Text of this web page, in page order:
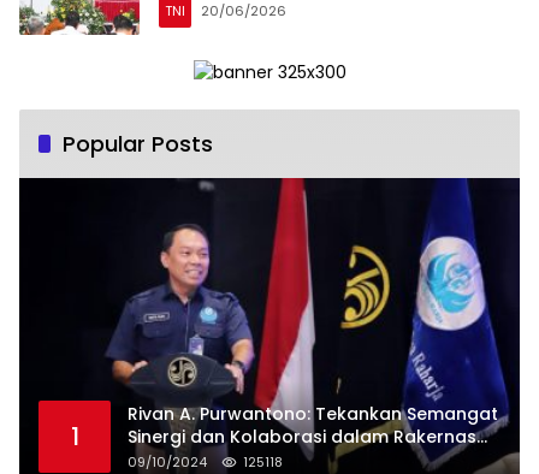
TNI 20/06/2026
Popular Posts
1
Rivan A. Purwantono: Tekankan Semangat
Sinergi dan Kolaborasi dalam Rakernas
Serikat Pekerja Jasa Raharja
09/10/2024 125118